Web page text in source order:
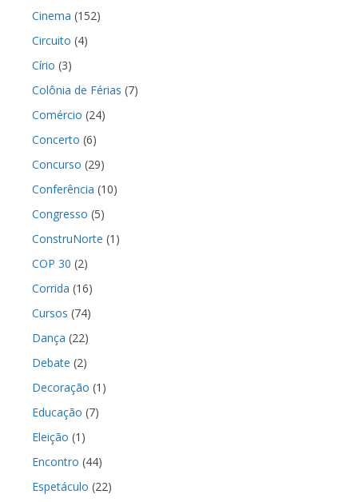
Cinema (152)
Circuito (4)
Círio (3)
Colônia de Férias (7)
Comércio (24)
Concerto (6)
Concurso (29)
Conferência (10)
Congresso (5)
ConstruNorte (1)
COP 30 (2)
Corrida (16)
Cursos (74)
Dança (22)
Debate (2)
Decoração (1)
Educação (7)
Eleição (1)
Encontro (44)
Espetáculo (22)